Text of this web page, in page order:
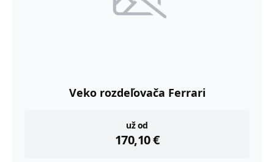
Veko rozdeľovača Ferrari
už od
170,10€
instock